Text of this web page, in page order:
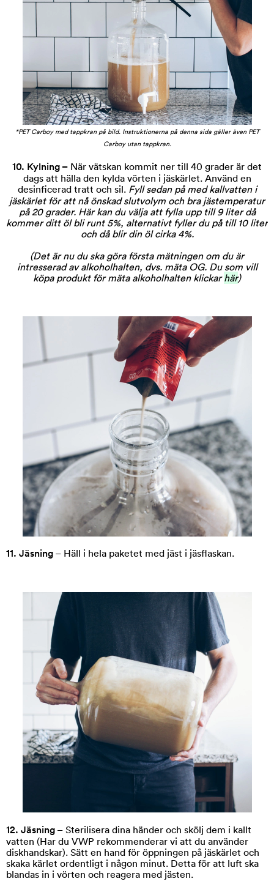
*PET Carboy med tappkran på bild. Instruktionerna på denna sida gäller även PET
Carboy utan tappkran.
10. Kylning – När vätskan kommit ner till 40 grader är det
dags att hälla den kylda vörten i jäskärlet. Använd en
desinficerad tratt och sil. Fyllsedan på med kallvatten i
jäskärlet för att nå önskad slutvolym och bra jästemperatur
på 20 grader. Här kan du välja att fylla upp till 9 liter då
kommer ditt öl bli runt 5%, alternativt fyller du på till 10 liter
och då blir din öl cirka 4%.
(Det är nu du ska göra första mätningen om du är
intresserad av alkoholhalten, dvs. mäta OG. Du som vill
köpa produkt för mäta alkoholhalten klickarhär)
11. Jäsning – Häll i hela paketet med jäst i jäsflaskan.
12. Jäsning – Sterilisera dina händer och skölj dem i kallt
vatten (Har du VWP rekommenderar vi att du använder
diskhandskar). Sätt en hand för öppningen på jäskärlet och
skaka kärlet ordentligt i någon minut. Detta för att luft ska
blandas in i vörten och reagera med jästen.